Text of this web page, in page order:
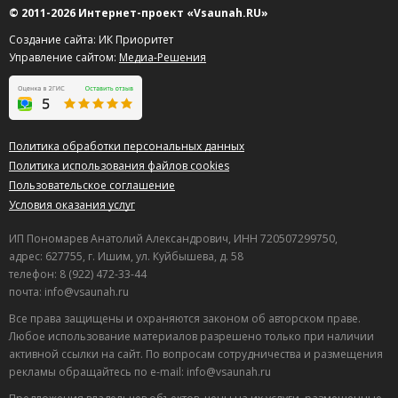
Полезный отзыв? Да(0)
Елена о Сауна Рай (Парадиз)
29.05.2026 в 20:56
Бронировали на пару часов финскую сауну, остались
всем очень довольны. Бассейн чистый, вода
комфортная, да и бильярд отлично дополнил наш вечер.
Очень здорово, что цена устроила, а обстановка уютная
и расслабляющая. С удовольствием вернемся сюда
место, чтобы провести время без лишней суеты.
Полезный отзыв? Да (0) (0)
9
Лариса о Сауна У Дяди Вани
26.05.2026 в 22:04
Осталась довольна заведением. Персонал очень
вежливый, внимательный и отзывчивый.
9
© 2011-2026 Интернет-проект «Vsaunah.RU»
Создание сайта: ИК Приоритет
Управление сайтом: Медиа-Решения
Политика обработки персональных данных
Политика использования файлов cookies
Пользовательское соглашение
Условия оказания услуг
ИП Пономарев Анатолий Александрович, ИНН 720507299750,
адрес: 627755, г. Ишим, ул. Куйбышева, д. 58
телефон: 8 (922) 472-33-44
почта: info@vsaunah.ru
Все права защищены и охраняются законом об авторском праве.
Любое использование материалов разрешено только при наличии
активной ссылки на сайт. По вопросам сотрудничества и размещения
рекламы обращайтесь по e-mail: info@vsaunah.ru